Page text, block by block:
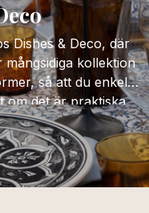
Dishes & Deco, där
kollektion
så att du enkelt
om det är praktiska
kombinerar varje
Den handgjorda
av äkthet utan
till din